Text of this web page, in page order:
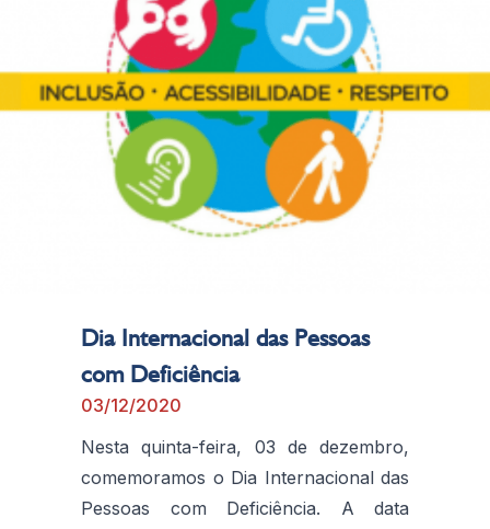
Dia Internacional das Pessoas
com Deficiência
03/12/2020
Nesta quinta-feira, 03 de dezembro,
comemoramos o Dia Internacional das
Pessoas com Deficiência. A data